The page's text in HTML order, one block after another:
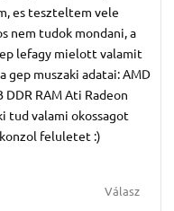
es teszteltem vele
nem tudok mondani, a
lefagy mielott valamit
gep muszaki adatai: AMD
DDR RAM Ati Radeon
tud valami okossagot
feluletet :)
Válasz